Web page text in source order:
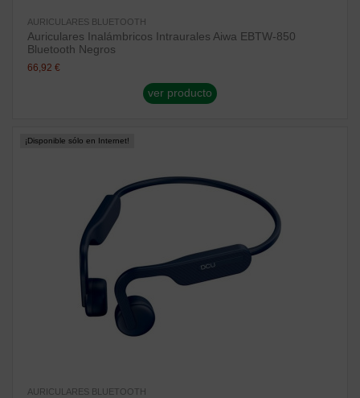
AURICULARES BLUETOOTH
Auriculares Inalámbricos Intraurales Aiwa EBTW-850
Bluetooth Negros
66,92 €
ver producto
¡Disponible sólo en Internet!
AURICULARES BLUETOOTH